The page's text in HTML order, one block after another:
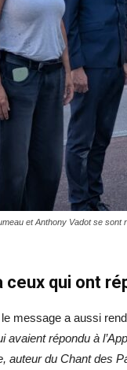
et Anthony Vadot se sont
qui ont
message a aussi
avaient répondu à
auteur du Chant des